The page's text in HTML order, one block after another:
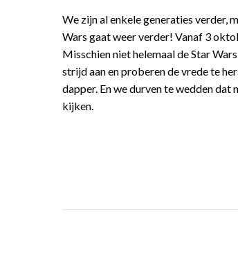
We zijn al enkele generaties verder,
Wars gaat weer verder! Vanaf 3
Misschien niet helemaal de Star
strijd aan en proberen de vrede te
dapper. En we durven te wedden dat
kijken.